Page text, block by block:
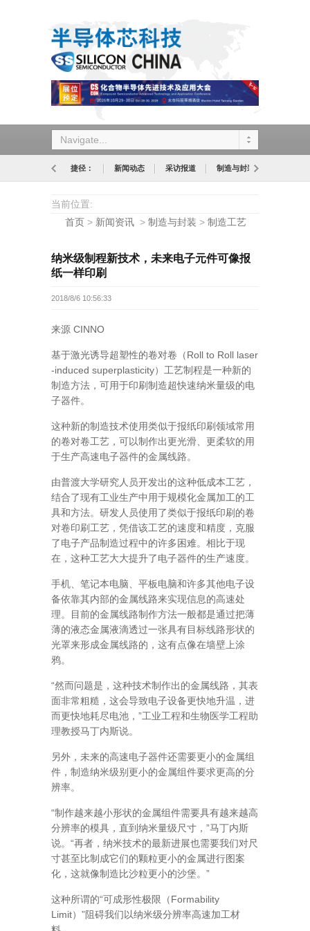
Navigate...
捷径： 新闻动态 采访报道 制造与封装
当前位置:
首页 > 新闻资讯 > 制造与封装 > 制造工艺
纳米级制程新技术，未来电子元件可像报
纸一样印刷
2018/8/6 10:56:33
来源 CINNO
基于激光诱导超塑性的卷对卷（Roll to Roll laser
-induced superplasticity）工艺制程是一种新的
制造方法，可用于印刷制造超快速纳米量级的电
子器件。
这种新的制造技术使用类似于报纸印刷领域常用
的卷对卷工艺，可以制作出更光滑、更柔软的用
于生产高速电子器件的金属线路。
由普渡大学研究人员开发出的这种低成本工艺，
结合了现有工业生产中用于规模化金属加工的工
具和方法。研发人员使用了类似于报纸印刷的卷
对卷印刷工艺，凭借该工艺的速度和精度，克服
了电子产品制造过程中的许多困难。相比于现
在，这种工艺大大提升了电子器件的生产速度。
手机、笔记本电脑、平板电脑和许多其他电子设
备依靠其内部的金属线路来实现信息的高速处
理。目前的金属线路制作方法一般都是通过把薄
薄的液态金属液滴透过一张具有目标线路形状的
光罩来形成金属线路的，这有点像在墙壁上涂
鸦。
“然而问题是，这种技术制作出的金属线路，其表
面非常粗糙，这会导致电子设备更快地升温，进
而更快地耗尽电池，”工业工程和生物医学工程助
理教授马丁内斯说。
另外，未来的高速电子器件还需要更小的金属组
件，制造纳米级别更小的金属组件要求更高的分
辨率。
“制作越来越小形状的金属组件需要具有越来越高
分辨率的模具，直到纳米量级尺寸，”马丁内斯
说。“再者，纳米技术的最新进展也需要我们对尺
寸甚至比制成它们的颗粒更小的金属进行图案
化，这就像制造比沙粒更小的沙堡。”
这种所谓的“可成形性极限（Formability
Limit）”阻碍我们以纳米级分辨率高速加工材